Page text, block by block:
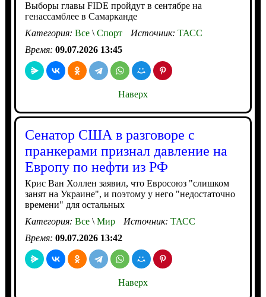
Выборы главы FIDE пройдут в сентябре на
генассамблее в Самарканде
Категория: Все\Спорт Источник: ТАСС
Время: 09.07.2026 13:45
Наверх
Сенатор США в разговоре с
пранкерами признал давление на
Европу по нефти из РФ
Крис Ван Холлен заявил, что Евросоюз "слишком
занят на Украине", и поэтому у него "недостаточно
времени" для остальных
Категория: Все\Мир Источник: ТАСС
Время: 09.07.2026 13:42
Наверх